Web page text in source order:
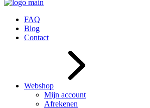
FAQ
Blog
Contact
Webshop
Mijn account
Afrekenen